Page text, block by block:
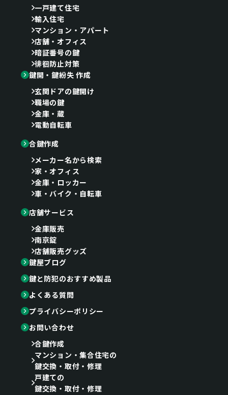
一戸建て住宅
輸入住宅
マンション・アパート
店舗・オフィス
暗証番号の鍵
徘徊防止対策
鍵開・鍵紛失 作成
玄関ドアの鍵開け
職場の鍵
金庫・蔵
電動自転車
合鍵作成
メーカー名から検索
家・オフィス
金庫・ロッカー
車・バイク・自転車
店舗サービス
金庫販売
南京錠
店舗販売グッズ
鍵屋ブログ
鍵と防犯のおすすめ製品
よくある質問
プライバシーポリシー
お問い合わせ
合鍵作成
マンション・集合住宅の
鍵交換・取付・修理
戸建ての
鍵交換・取付・修理